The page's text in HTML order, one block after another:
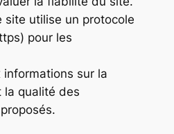
site utilise un protocole
pour les
informations sur la
la qualité des